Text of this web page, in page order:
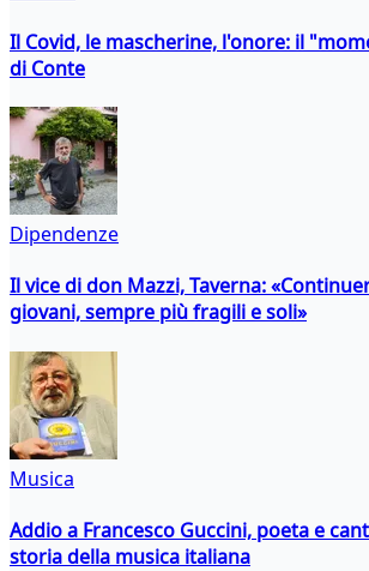
Il Covid, le mascherine, l'onore: il
di Conte
Dipendenze
Il vice di don Mazzi, Taverna:
giovani, sempre più fragili e soli»
Musica
Addio a Francesco Guccini, poeta e
storia della musica italiana